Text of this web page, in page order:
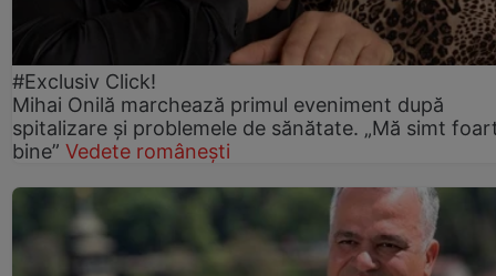
#Exclusiv Click!
Mihai Onilă marchează primul eveniment după
spitalizare și problemele de sănătate. „Mă simt
bine” Vedete românești